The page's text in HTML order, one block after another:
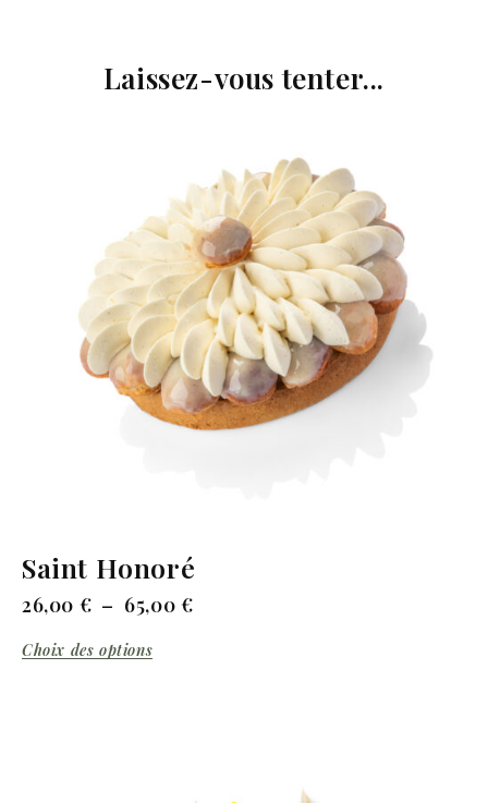
Laissez-vous tenter...
Saint Honoré
26,00 € – 65,00 €
Choix des options